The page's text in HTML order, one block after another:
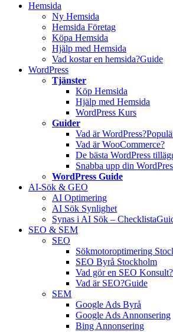
Hemsida
Ny Hemsida
Hemsida Företag
Köpa Hemsida
Hjälp med Hemsida
Vad kostar en hemsida?Guide
WordPress
Tjänster
Köp Hemsida
Hjälp med Hemsida
WordPress Kurs
Guider
Vad är WordPress?
Vad är WooCommerce?
De bästa WordPress
Snabba upp din
WordPress Guide
AI-Sök & GEO
AI Optimering
AI Sök Synlighet
Synas i AI Sök – Checklista
SEO & SEM
SEO
Sökmotoroptimering
SEO Byrå Stockholm
Vad gör en SEO Konsult?
Vad är SEO?Guide
SEM
Google Ads Byrå
Google Ads Annonsering
Bing Annonsering